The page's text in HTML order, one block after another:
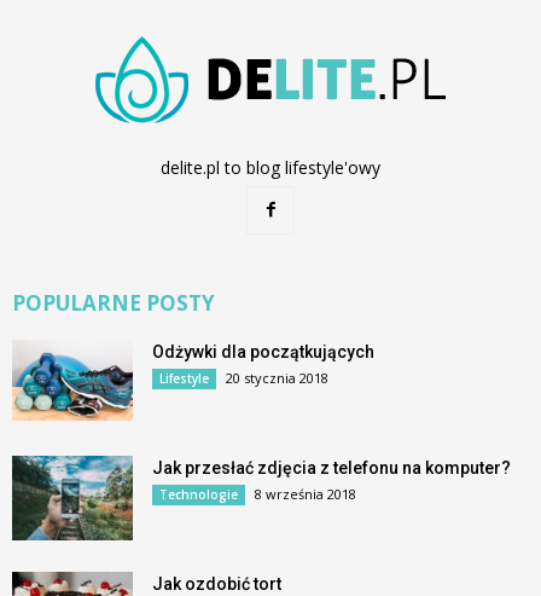
delite.pl to blog lifestyle'owy
POPULARNE POSTY
Odżywki dla początkujących
Lifestyle 20 stycznia 2018
Jak przesłać zdjęcia z telefonu na komputer?
Technologie 8 września 2018
Jak ozdobić tort